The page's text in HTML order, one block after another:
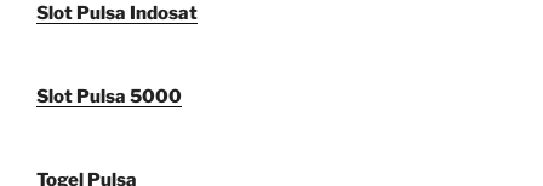
Slot Pulsa Indosat
Slot Pulsa 5000
Togel Pulsa